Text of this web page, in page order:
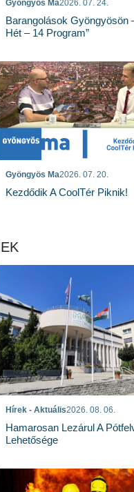
Gyöngyös Ma2026. 07. 24.
Barangolások Gyöngyösön
Hét – 14 Program”
Gyöngyös Ma2026. 07. 20.
Kezdődik A CoolTér Piknik!
Hírek - Aktuális2026. 08. 06.
Hamarosan Lezárul A
Lehetősége